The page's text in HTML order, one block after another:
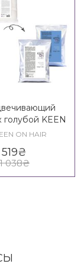
KEEN
Powder Blue
ON HAIR
519₴
1 038₴